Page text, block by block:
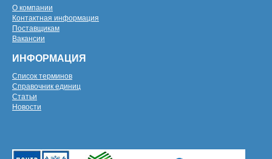
О компании
Контактная информация
Поставщикам
Вакансии
ИНФОРМАЦИЯ
Список терминов
Справочник единиц
Статьи
Новости